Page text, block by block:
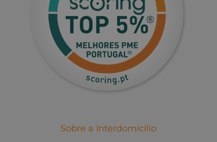
Sobre a Interdomicilio